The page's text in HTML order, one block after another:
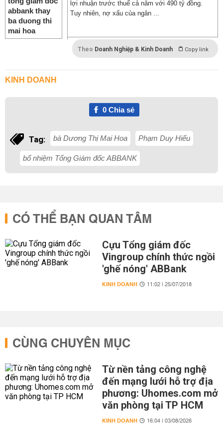
lợi nhuận trước thuế cả năm với 490 tỷ đồng.
Tuy nhiên, nợ xấu của ngân ...
Theo Doanh Nghiệp & Kinh Doanh Copy link
KINH DOANH
0Chia sẻ
Tag: bà Dương Thị Mai Hoa Phạm Duy Hiếu
bổ nhiệm Tổng Giám đốc ABBANK
CÓ THỂ BẠN QUAN TÂM
Cựu Tổng giám đốc
Vingroup chính thức ngồi
'ghế nóng' ABBank
KINH DOANH 11:02 | 25/07/2018
CÙNG CHUYÊN MỤC
Từ nền tảng công nghệ
đến mạng lưới hỗ trợ địa
phương: Uhomes.com mở
văn phòng tại TP HCM
KINH DOANH 16:04 | 03/08/2026